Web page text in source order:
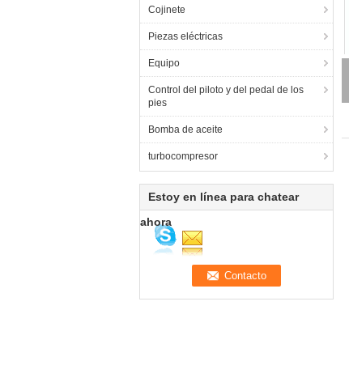
Cojinete
Piezas eléctricas
Equipo
Control del piloto y del pedal de los
pies
Bomba de aceite
turbocompresor
Estoy en línea para chatear
ahora